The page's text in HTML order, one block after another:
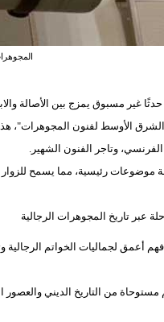
وتاجر الفنون الشهير.
رئيسية، مما يسمح للزوار
عبر تاريخ المجوهرات الرجالية
أعمق لجماليات الخواتم
من التاريخ الديني والعصور